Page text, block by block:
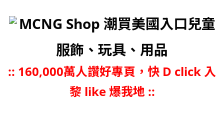
MCNG Shop 潮買美國入口兒童
服飾、玩具、用品
:: 160,000萬人讚好專頁，快 D click 入
黎 like 爆我地 ::